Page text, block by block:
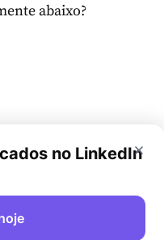
abaixo?
39 por mês.
cargo; país;
no LinkedIn